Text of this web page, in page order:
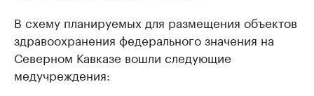
В схему планируемых для размещения объектов
здравоохранения федерального значения на
Северном Кавказе вошли следующие
медучреждения: